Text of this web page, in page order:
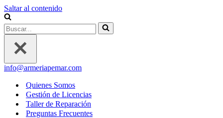
Saltar al contenido
Buscar...
info@armeriapemar.com
Quienes Somos
Gestión de Licencias
Taller de Reparación
Preguntas Frecuentes